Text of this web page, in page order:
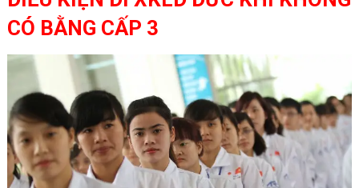
CÓ BẰNG CẤP 3